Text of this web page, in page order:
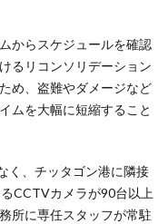
からスケジュールを確認
るリコンソリデーション
め、盗難やダメージなど
ムを大幅に短縮すること
く、チッタゴン港に隣接
CCTVカメラが90台以上
所に専任スタッフが常駐